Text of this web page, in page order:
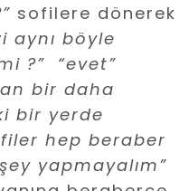
sofilere dönerek
aynı böyle
?” “evet”
bir daha
bir yerde
hep beraber
yapmayalım”